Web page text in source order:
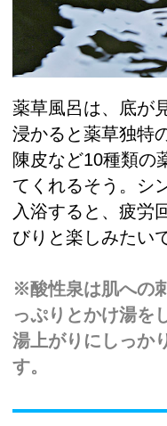
薬草風呂は、底が
浸かると薬草独特
陳皮など10種類の
てくれるそう。シ
入浴すると、疲労
びりと楽しみたい
※酸性泉は肌への
っぷりとかけ湯を
湯上がりにしっか
す。